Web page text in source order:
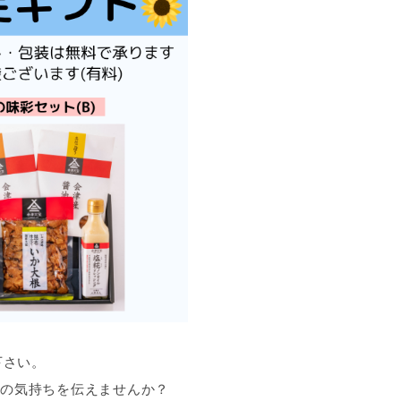
い。
気持ちを伝えませんか？